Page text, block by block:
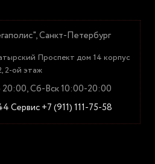
Санкт-Петербург
Проспект дом 14 корпус
2-ой этаж
Сб-Вск 10:00-20:00
Сервис +7 (911) 111-75-58